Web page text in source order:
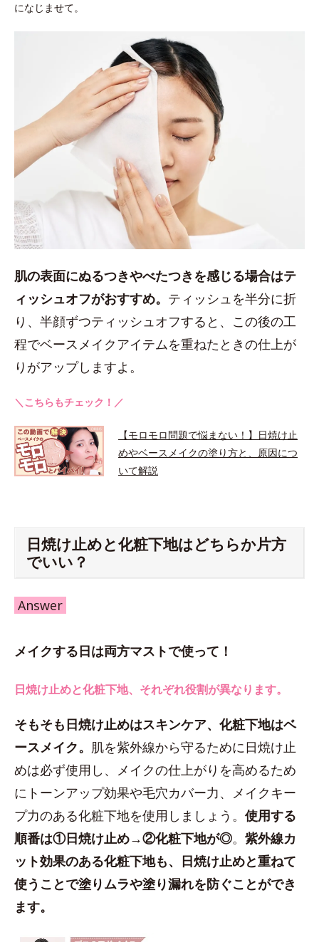
になじませて。
肌の表面にぬるつきやべたつきを感じる場合はテ
ィッシュオフがおすすめ。 ティッシュを半分に折
り、半顔ずつティッシュオフすると、この後の工
程でベースメイクアイテムを重ねたときの仕上が
りがアップしますよ。
＼こちらもチェック！／
【モロモロ問題で悩まない！】日焼け止
めやベースメイクの塗り方と、原因につ
いて解説
日焼け止めと化粧下地はどちらか片方
でいい？
Answer
メイクする日は両方マストで使って！
日焼け止めと化粧下地、それぞれ役割が異なります。
そもそも日焼け止めはスキンケア、化粧下地はベ
ースメイク。 肌を紫外線から守るために日焼け止
めは必ず使用し、メイクの仕上がりを高めるため
にトーンアップ効果や毛穴カバー力、メイクキー
プ力のある化粧下地を使用しましょう。 使用する
順番は①日焼け止め→②化粧下地が◎。 紫外線カ
ット効果のある化粧下地も、日焼け止めと重ねて
使うことで塗りムラや塗り漏れを防ぐことができ
ます。